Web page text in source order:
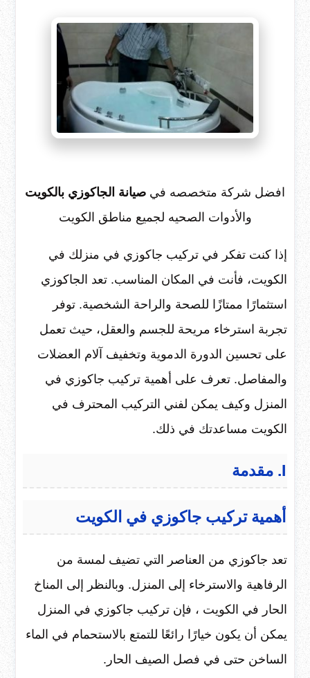
افضل شركة متخصصه في صيانة الجاكوزي بالكويت
والأدوات الصحيه لجميع مناطق الكويت
إذا كنت تفكر في تركيب جاكوزي في منزلك في
الكويت، فأنت في المكان المناسب. تعد الجاكوزي
استثمارًا ممتازًا للصحة والراحة الشخصية. توفر
تجربة استرخاء مريحة للجسم والعقل، حيث تعمل
على تحسين الدورة الدموية وتخفيف آلام العضلات
والمفاصل. تعرف على أهمية تركيب جاكوزي في
المنزل وكيف يمكن لفني التركيب المحترف في
الكويت مساعدتك في ذلك.
I. مقدمة
أهمية تركيب جاكوزي في الكويت
تعد جاكوزي من العناصر التي تضيف لمسة من
الرفاهية والاسترخاء إلى المنزل. وبالنظر إلى المناخ
الحار في الكويت ، فإن تركيب جاكوزي في المنزل
يمكن أن يكون خيارًا رائعًا للتمتع بالاستحمام في الماء
الساخن حتى في فصل الصيف الحار.